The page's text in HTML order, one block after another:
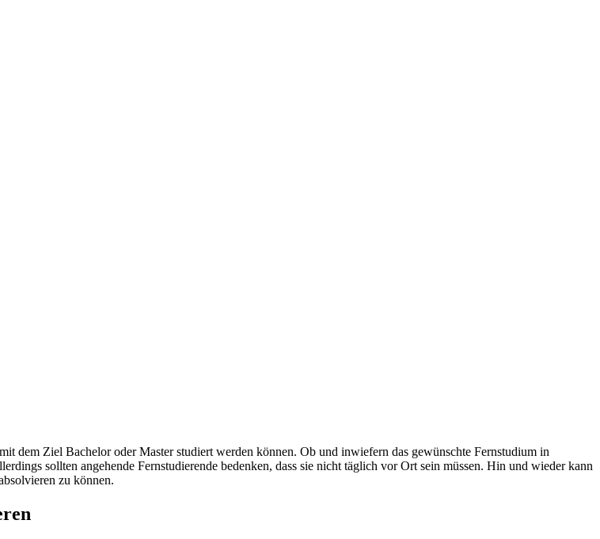
dem Ziel Bachelor oder Master studiert werden können. Ob und inwiefern das gewünschte Fernstudium in
sollten angehende Fernstudierende bedenken, dass sie nicht täglich vor Ort sein müssen. Hin und wieder kann
zu können.